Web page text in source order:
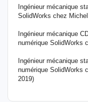
Ingénieur mécanique
SolidWorks chez
Ingénieur mécanique
numérique SolidWorks
Ingénieur mécanique
numérique SolidWorks
2019)